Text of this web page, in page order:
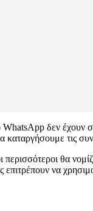
δεν έχουν
καταργήσουμε τις
περισσότεροι θα
να